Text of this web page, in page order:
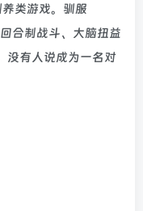
类游戏。驯服
合制战斗、大脑扭益
没有人说成为一名对